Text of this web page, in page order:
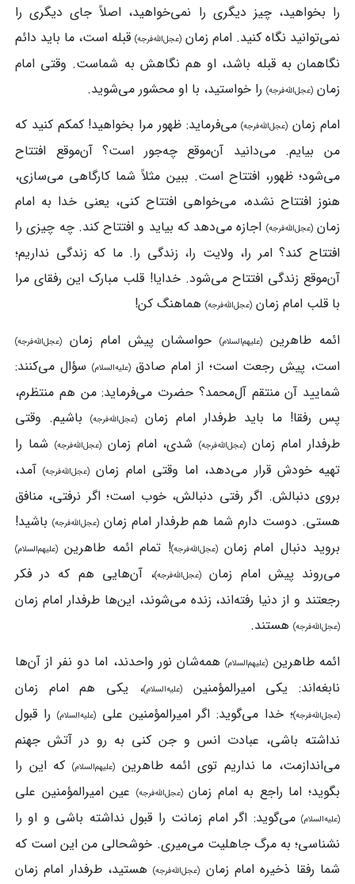
را بخواهید، چیز دیگری را نمی‌خواهید، اصلاً جای دیگری را
نمی‌توانید نگاه کنید. امام زمان (عجل‌الله‌فرجه) قبله است، ما باید دائم
نگاهمان به قبله باشد، او هم نگاهش به شماست. وقتی امام
زمان (عجل‌الله‌فرجه) را خواستید، با او محشور می‌شوید.
امام زمان (عجل‌الله‌فرجه)می‌فرماید: ظهور مرا بخواهید! کمکم کنید که
من بیایم. می‌دانید آن‌موقع چه‌جور است؟ آن‌موقع افتتاح
می‌شود؛ ظهور، افتتاح است. ببین مثلاً شما کارگاهی می‌سازی،
هنوز افتتاح نشده، می‌خواهی افتتاح کنی، یعنی خدا به امام
زمان(عجل‌الله‌فرجه) اجازه می‌دهد که بیاید و افتتاح کند. چه چیزی را
افتتاح کند؟ امر را، ولایت را، زندگی را. ما که زندگی نداریم؛
آ‌ن‌موقع زندگی افتتاح می‌شود. خدایا! قلب مبارک این رفقای مرا
با قلب امام زمان (عجل‌الله‌فرجه) هماهنگ کن!
ائمه طاهرین
(علیهم‌السلام) حواسشان پیش امام زمان (عجل‌الله‌فرجه)
است، پیش رجعت است؛ از امام صادق(علیه‌السلام) سؤال می‌کنند:
شمایید آن منتقم آل‌محمد؟ حضرت می‌فرماید: من هم منتظرم،
پس رفقا! ما باید طرفدار امام زمان
(عجل‌الله‌فرجه)
باشیم. وقتی
طرفدار امام زمان (عجل‌الله‌فرجه)شدی، امام زمان(عجل‌الله‌فرجه) شما را
تهیه خودش قرار می‌دهد، اما وقتی امام زمان (عجل‌الله‌فرجه)آمد،
بروی دنبالش. اگر رفتی دنبالش، خوب است؛ اگر نرفتی، منافق
هستی. دوست دارم شما هم طرفدار امام زمان(عجل‌الله‌فرجه) باشید!
بروید دنبال امام زمان(عجل‌الله‌فرجه)! تمام ائمه طاهرین (علیهم‌السلام)
می‌روند پیش امام زمان (عجل‌الله‌فرجه)، آن‌هايی هم که در فکر
رجعتند و از دنیا رفته‌اند، زنده می‌شوند، این‌ها طرفدار امام زمان
(عجل‌الله‌فرجه) هستند.
ائمه طاهرین (علیهم‌السلام)همه‌شان نور واحدند، اما دو نفر از آن‌ها
نابغه‌اند: یکی امیرالمؤمنین(علیه‌السلام)، یکی هم امام زمان
(عجل‌الله‌فرجه)؛ خدا می‌گوید: اگر امیرالمؤمنین علی(علیه‌السلام) را قبول
نداشته باشی، عبادت انس و جن کنی به رو در آتش جهنم
می‌اندازمت، ما نداریم توی ائمه طاهرین (علیهم‌السلام) که این را
بگوید؛ اما راجع به امام زمان(عجل‌الله‌فرجه) عین امیرالمؤمنین علی
(علیه‌السلام) می‌گوید: اگر امام زمانت را قبول نداشته باشی و او را
نشناسی؛ به مرگ جاهلیت می‌میری. خوشحالی من این است که
شما رفقا ذخیره امام زمان (عجل‌الله‌فرجه)هستید، طرفدار امام زمان